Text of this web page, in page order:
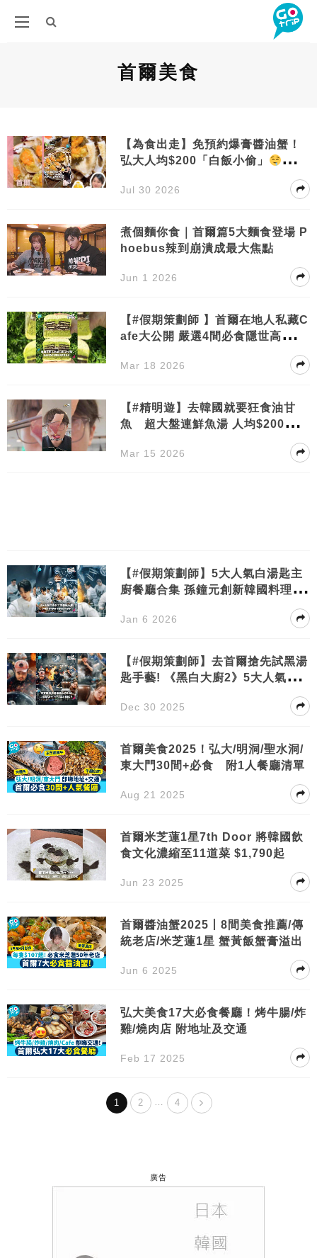
首爾美食
【為食出走】免預約爆膏醬油蟹！
弘大人均$200「白飯小偷」
必點
Jul 30 2026
煮個麵你食｜首爾篇5大麵食登場 P
hoebus辣到崩潰成最大焦點
Jun 1 2026
【#假期策劃師 】首爾在地人私藏C
afe大公開 嚴選4間必食隱世高質麵
Mar 18 2026
【#精明遊】去韓國就要狂食油甘
魚 超大盤連鮮魚湯 人均$200超抵
Mar 15 2026
【#假期策劃師】5大人氣白湯匙主
廚餐廳合集 孫鐘元創新韓國料理不
Jan 6 2026
【#假期策劃師】去首爾搶先試黑湯
匙手藝! 《黑白大廚2》5大人氣主
Dec 30 2025
首爾美食2025！弘大/明洞/聖水洞/
東大門30間+必食 附1人餐廳清單
Aug 21 2025
首爾米芝蓮1星7th Door 將韓國飲
食文化濃縮至11道菜 $1,790起
Jun 23 2025
首爾醬油蟹2025丨8間美食推薦/傳
統老店/米芝蓮1星 蟹黃飯蟹膏溢出
Jun 6 2025
弘大美食17大必食餐廳！烤牛腸/炸
雞/燒肉店 附地址及交通
Feb 17 2025
1 2 … 4
廣告